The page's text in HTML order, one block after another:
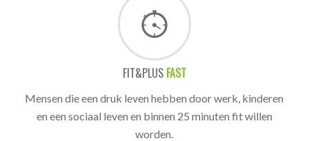
FIT&PLUS FAST
Mensen die een druk leven hebben door werk, kinderen
en een sociaal leven en binnen 25 minuten fit willen
worden.